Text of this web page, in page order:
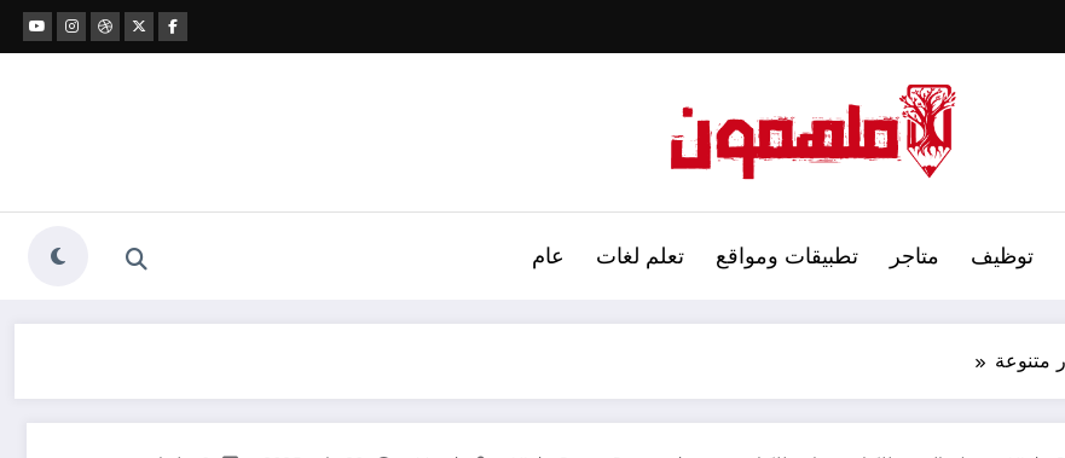
توظيف متاجر تطبيقات ومواقع تعلم لغات عام